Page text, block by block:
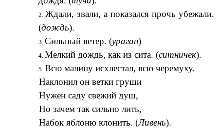
Ждали, звали, а показался прочь убежали.
(дождь).
Сильный ветер. (ураган)
Мелкий дождь, как из сита. (ситничек).
Всю малину исхлестал, всю черемуху.
Наклонил он ветки груши
Нужен саду свежий душ,
Но зачем так сильно лить,
Набок яблоню клонить. (Ливень).